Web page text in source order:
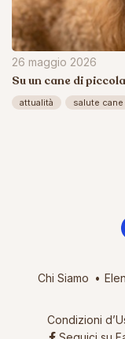
26 maggio 2026
Su un cane di
attualità salute cane
Chi Siamo
Condizioni